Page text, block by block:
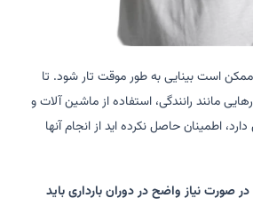
ممکن است بینایی به طور موقت تار شود. تا
مانند رانندگی، استفاده از ماشین آلات و
اطمینان حاصل نکرده اید از انجام آنها
صورت نیاز واضح در دوران بارداری باید